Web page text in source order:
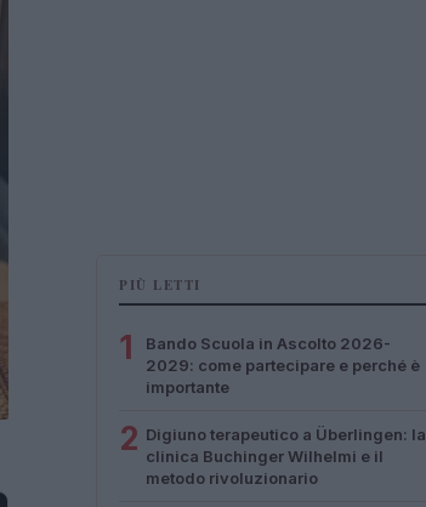
PIÙ LETTI
1
Bando Scuola in Ascolto 2026-
2029: come partecipare e perché è
importante
2 Digiuno terapeutico a Überlingen: la
clinica Buchinger Wilhelmi e il
metodo rivoluzionario